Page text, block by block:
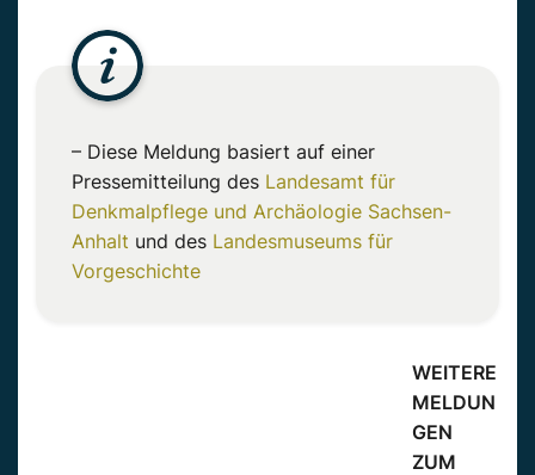
– Diese Meldung basiert auf einer
Pressemitteilung des Landesamt für
Denkmalpflege und Archäologie Sachsen-
Anhalt und des Landesmuseums für
Vorgeschichte
WEITERE
MELDUN
GEN
ZUM